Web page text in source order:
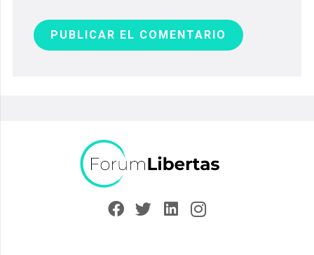
PUBLICAR EL COMENTARIO